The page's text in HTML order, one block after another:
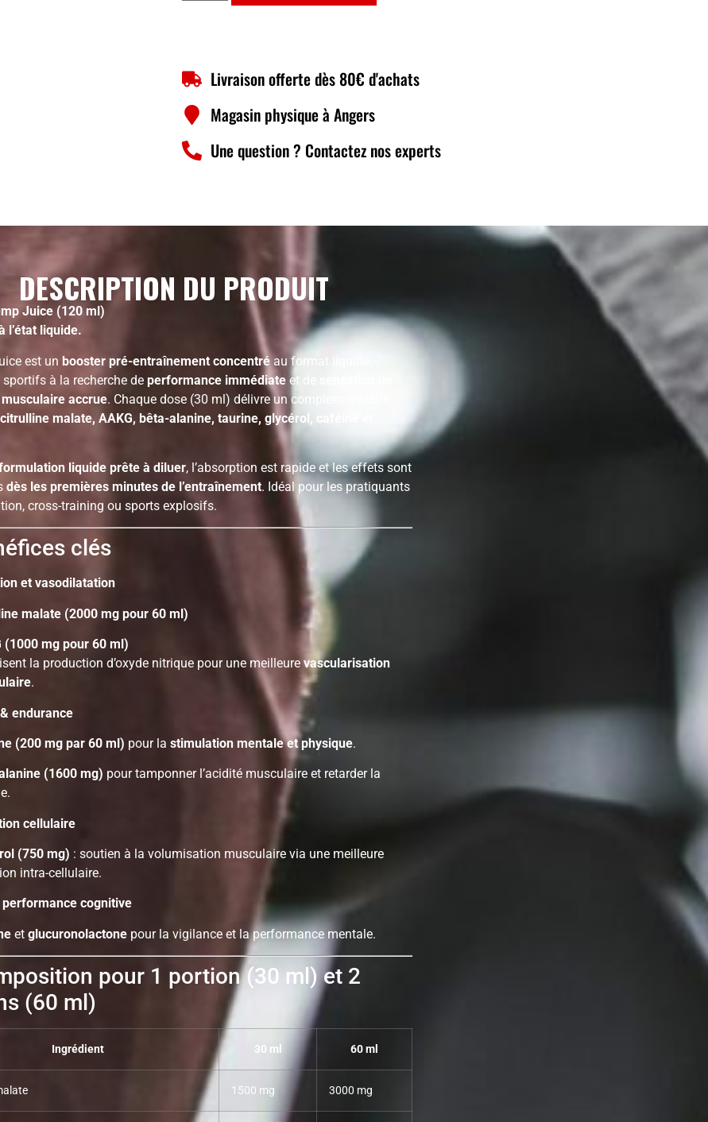
Livraison offerte dès 80€ d'achats
Magasin physique à Angers
Une question ? Contactez nos experts
DESCRIPTION DU PRODUIT
Juice (120 ml)
l’état liquide.
est un booster pré-entraînement concentréau format liquide,
à la recherche de performance immédiate et de
accrue. Chaque dose (30 ml) délivre un complexe d’actifs
citrulline malate, AAKG, bêta-alanine, taurine, glycérol, caféine
liquide prête à diluer, l’absorption est rapide et les effets sont
dès les premières minutes de l’entraînement. Idéal pour les pratiquants
cross-training ou sports explosifs.
clés
et vasodilatation
malate (2000 mg pour 60 ml)
(1000 mg pour 60 ml)
la production d’oxyde nitrique pour une meilleure vascularisation
.
endurance
(200 mg par 60 ml) pour la stimulation mentale et physique.
(1600 mg) pour tamponner l’acidité musculaire et retarder la
cellulaire
(750 mg) : soutien à la volumisation musculaire via une meilleure
intra-cellulaire.
performance cognitive
et glucuronolactone pour la vigilance et la performance mentale.
pour 1 portion (30 ml) et 2
(60 ml)
Ingrédient 30 ml 60 ml
1500 mg 3000 mg